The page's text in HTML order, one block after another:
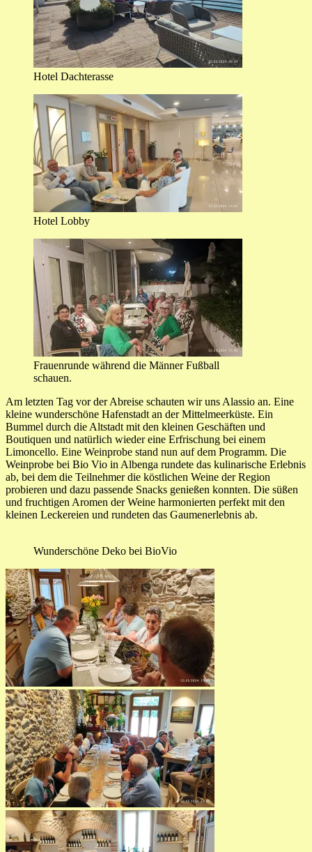
Hotel Dachterasse
Hotel Lobby
Frauenrunde während die Männer Fußball
schauen.
Am letzten Tag vor der Abreise schauten wir uns Alassio an. Eine
kleine wunderschöne Hafenstadt an der Mittelmeerküste. Ein
Bummel durch die Altstadt mit den kleinen Geschäften und
Boutiquen und natürlich wieder eine Erfrischung bei einem
Limoncello. Eine Weinprobe stand nun auf dem Programm. Die
Weinprobe bei Bio Vio in Albenga rundete das kulinarische Erlebnis
ab, bei dem die Teilnehmer die köstlichen Weine der Region
probieren und dazu passende Snacks genießen konnten. Die süßen
und fruchtigen Aromen der Weine harmonierten perfekt mit den
kleinen Leckereien und rundeten das Gaumenerlebnis ab.
Wunderschöne Deko bei BioVio